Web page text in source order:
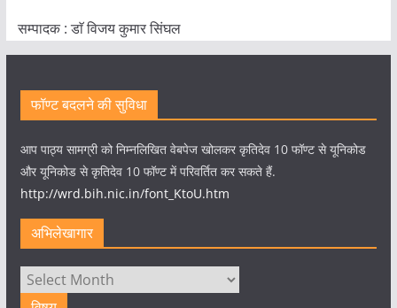
सम्पादक : डाॅ विजय कुमार सिंघल
फॉण्ट बदलने की सुविधा
आप पाठ्य सामग्री को निम्नलिखित वेबपेज खोलकर कृतिदेव 10 फॉण्ट से यूनिकोड
और यूनिकोड से कृतिदेव 10 फॉण्ट में परिवर्तित कर सकते हैं.
http://wrd.bih.nic.in/font_KtoU.htm
अभिलेखागार
अभिलेखागार